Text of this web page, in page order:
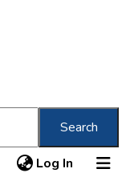
Search
Log In (current)